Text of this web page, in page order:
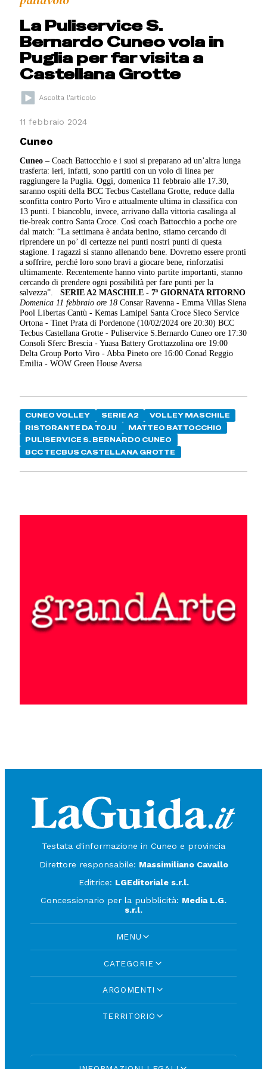
La Puliservice S.
Bernardo Cuneo vola in
Puglia per far visita a
Castellana Grotte
11 febbraio 2024
Cuneo
Cuneo – Coach Battocchio e i suoi si preparano ad un’altra lunga
trasferta: ieri, infatti, sono partiti con un volo di linea per
raggiungere la Puglia. Oggi, domenica 11 febbraio alle 17.30,
saranno ospiti della BCC Tecbus Castellana Grotte, reduce dalla
sconfitta contro Porto Viro e attualmente ultima in classifica con
13 punti. I biancoblu, invece, arrivano dalla vittoria casalinga al
tie-break contro Santa Croce. Così coach Battocchio a poche ore
dal match: “La settimana è andata benino, stiamo cercando di
riprendere un po’ di certezze nei punti nostri punti di questa
stagione. I ragazzi si stanno allenando bene. Dovremo essere pronti
a soffrire, perché loro sono bravi a giocare bene, rinforzatisi
ultimamente. Recentemente hanno vinto partite importanti, stanno
cercando di prendere ogni possibilità per fare punti per la
salvezza”.SERIE A2 MASCHILE - 7ª GIORNATA RITORNO
Domenica 11 febbraio ore 18 Consar Ravenna - Emma Villas Siena
Pool Libertas Cantù - Kemas Lamipel Santa Croce Sieco Service
Ortona - Tinet Prata di Pordenone (10/02/2024 ore 20:30) BCC
Tecbus Castellana Grotte - Puliservice S.Bernardo Cuneo ore 17:30
Consoli Sferc Brescia - Yuasa Battery Grottazzolina ore 19:00
Delta Group Porto Viro - Abba Pineto ore 16:00 Conad Reggio
Emilia - WOW Green House Aversa
CUNEO VOLLEY SERIE A2
VOLLEY MASCHILE
RISTORANTE DA TOJU
MATTEO BATTOCCHIO
PULISERVICE S. BERNARDO CUNEO
BCC TECBUS CASTELLANA GROTTE
Testata d'informazione in Cuneo e provincia
Direttore responsabile: Massimiliano Cavallo
Editrice: LGEditoriale s.r.l.
Concessionario per la pubblicità: Media L.G.
s.r.l.
MENU
CATEGORIE
ARGOMENTI
TERRITORIO